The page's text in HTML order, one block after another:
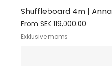
Shuffleboard 4m | Anna
FromSEK 119,000.00
Sale Price